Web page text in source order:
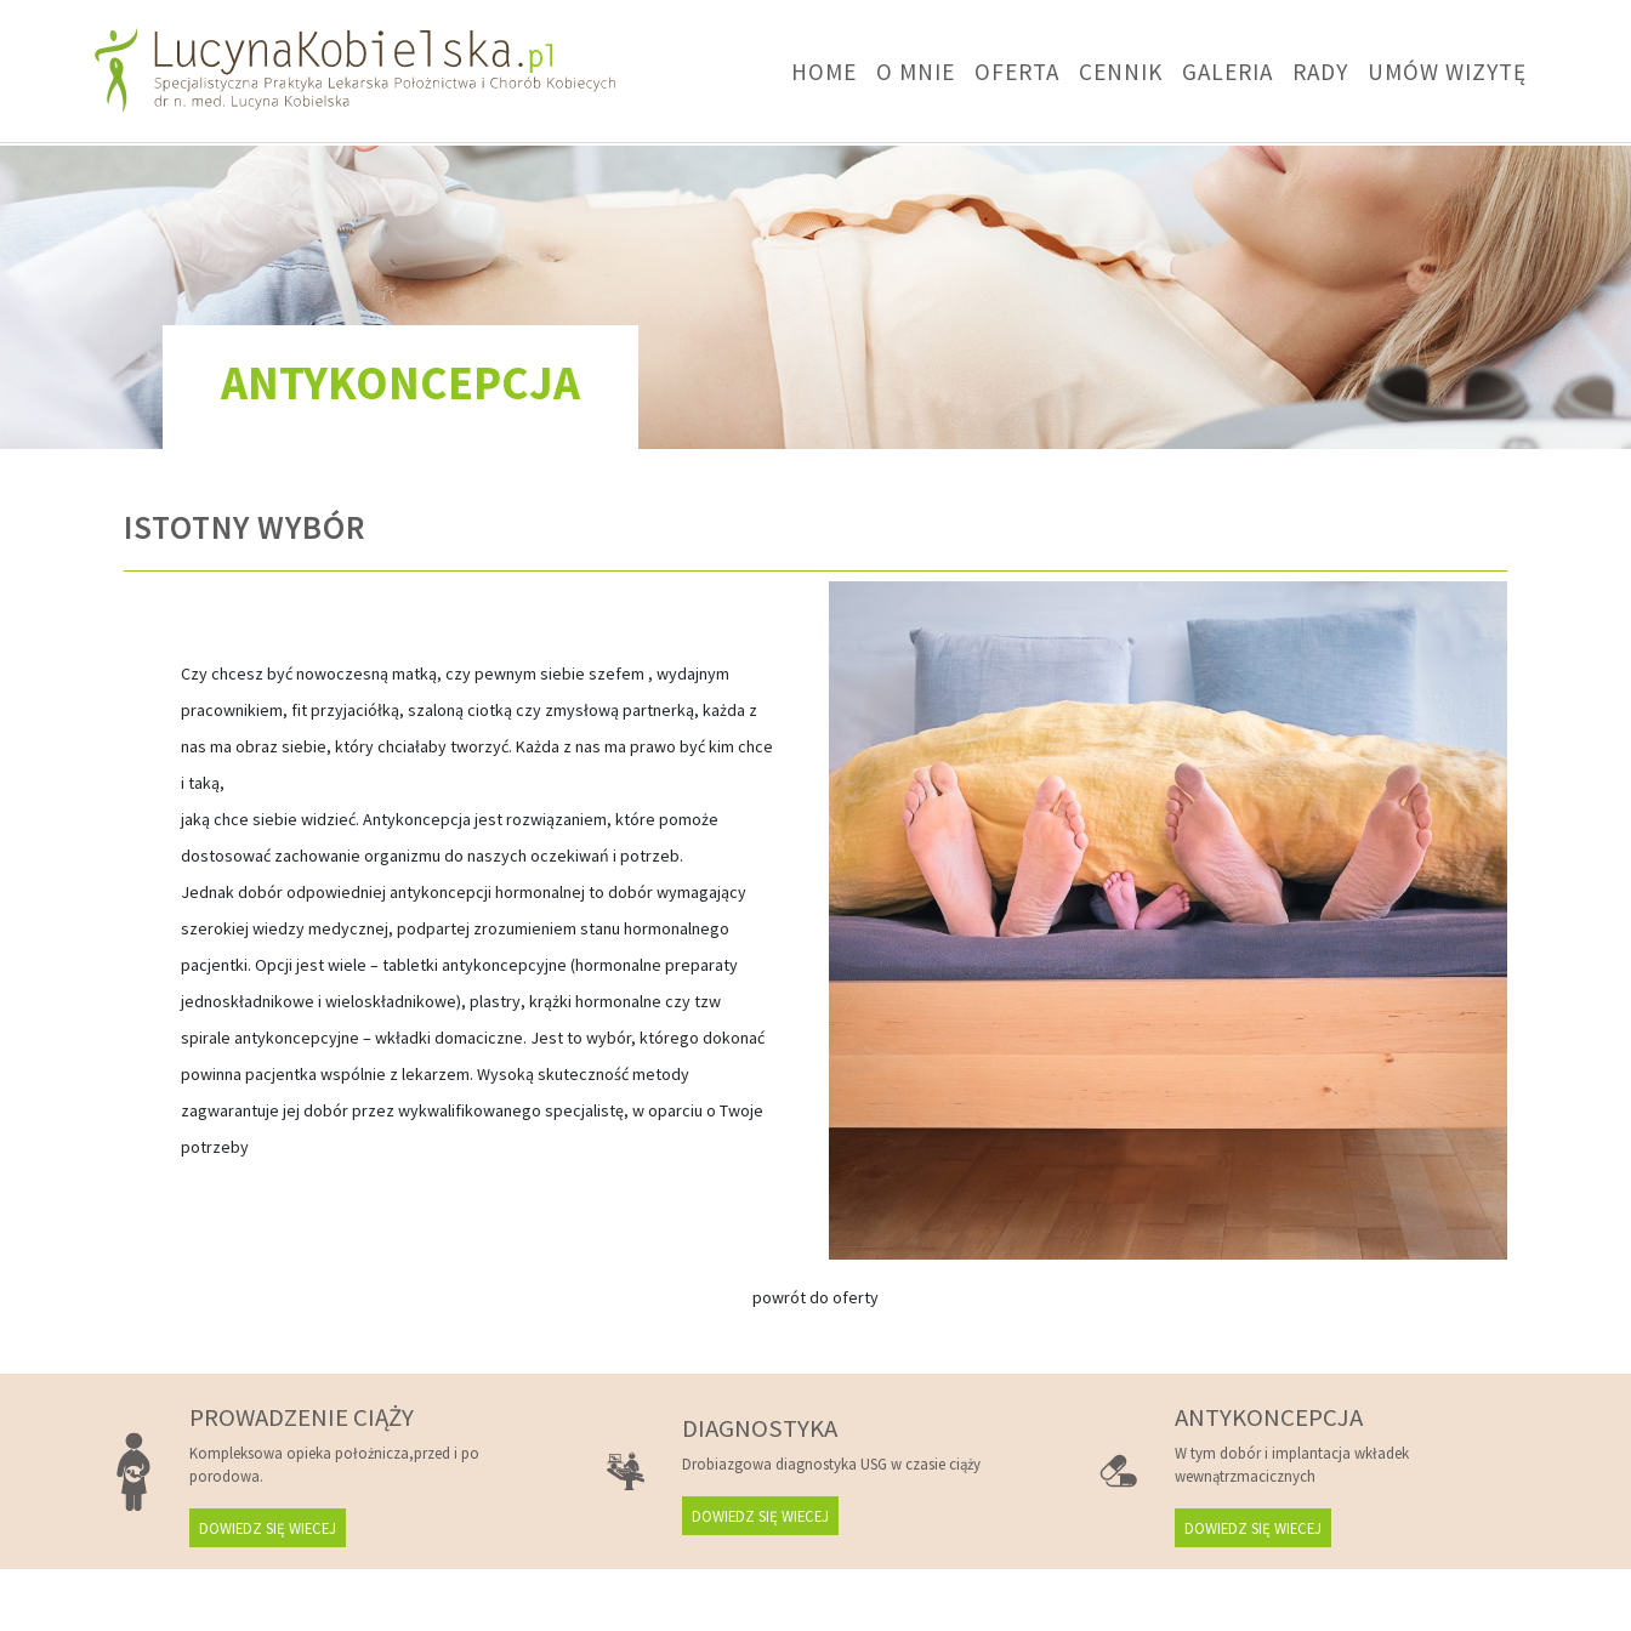
HOME O MNIE OFERTA CENNIK GALERIA RADY UMÓW WIZYTĘ
ANTYKONCEPCJA
ISTOTNY WYBÓR
Czy chcesz być nowoczesną matką, czy pewnym siebie szefem , wydajnym
pracownikiem, fit przyjaciółką, szaloną ciotką czy zmysłową partnerką, każda z
nas ma obraz siebie, który chciałaby tworzyć. Każda z nas ma prawo być kim chce
i taką,
jaką chce siebie widzieć. Antykoncepcja jest rozwiązaniem, które pomoże
dostosować zachowanie organizmu do naszych oczekiwań i potrzeb.
Jednak dobór odpowiedniej antykoncepcji hormonalnej to dobór wymagający
szerokiej wiedzy medycznej, podpartej zrozumieniem stanu hormonalnego
pacjentki. Opcji jest wiele – tabletki antykoncepcyjne (hormonalne preparaty
jednoskładnikowe i wieloskładnikowe), plastry, krążki hormonalne czy tzw
spirale antykoncepcyjne – wkładki domaciczne. Jest to wybór, którego dokonać
powinna pacjentka wspólnie z lekarzem. Wysoką skuteczność metody
zagwarantuje jej dobór przez wykwalifikowanego specjalistę, w oparciu o Twoje
potrzeby
powrót do oferty
PROWADZENIE CIĄŻY
Kompleksowa opieka położnicza,przed i po
porodowa.
DOWIEDZ SIĘ WIECEJ
DIAGNOSTYKA
Drobiazgowa diagnostyka USG w czasie ciąży
DOWIEDZ SIĘ WIECEJ
ANTYKONCEPCJA
W tym dobór i implantacja wkładek
wewnątrzmacicznych
DOWIEDZ SIĘ WIECEJ